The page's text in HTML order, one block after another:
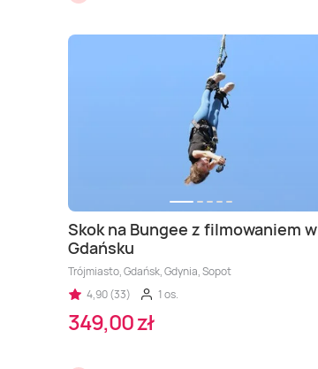
Skok na Bungee z filmowaniem w
Gdańsku
Trójmiasto, Gdańsk, Gdynia, Sopot
4,90 (33)
1 os.
349,00 zł